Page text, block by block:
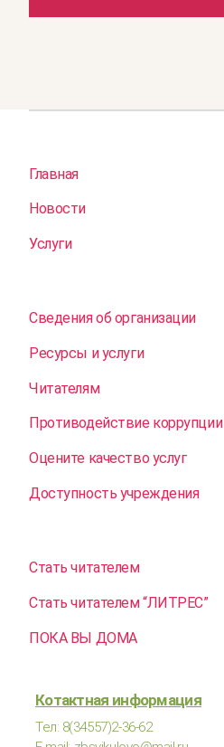
Главная
Новости
Услуги
Сведения об организации
Ресурсы и услуги
Читателям
Противодействие коррупции
Оцените качество услуг
Доступность учреждения
Стать читателем
Стать читателем “ЛИТРЕС”
ПОКА ВЫ ДОМА
Котактная информация
Тел: 8(34557)2-36-62